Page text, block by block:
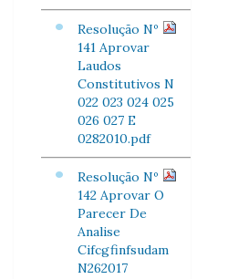
Resolução Nº
141 Aprovar
Laudos
Constitutivos N
022 023 024 025
026 027 E
0282010.pdf
Resolução Nº
142 Aprovar O
Parecer De
Analise
Cifcgfinfsudam
N262017